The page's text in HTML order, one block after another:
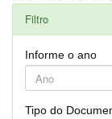
Filtro
Informe o ano
Tipo do